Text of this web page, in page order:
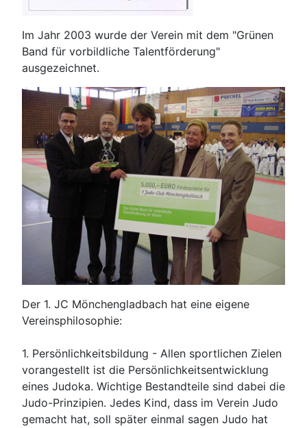
Im Jahr 2003 wurde der Verein mit dem "Grünen
Band für vorbildliche Talentförderung"
ausgezeichnet.
Der 1. JC Mönchengladbach hat eine eigene
Vereinsphilosophie:
1. Persönlichkeitsbildung - Allen sportlichen Zielen
vorangestellt ist die Persönlichkeitsentwicklung
eines Judoka. Wichtige Bestandteile sind dabei die
Judo-Prinzipien. Jedes Kind, dass im Verein Judo
gemacht hat, soll später einmal sagen Judo hat